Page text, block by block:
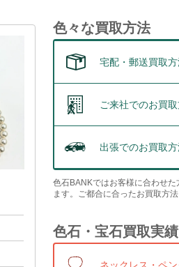
色々な買取方法
宅配・郵送買取
ご来社でのお買
出張でのお買取
色石BANKではお客様に合わせた
ます。ご都合に合ったお買取方法
色石・宝石買取実績
ネックレス・ペ